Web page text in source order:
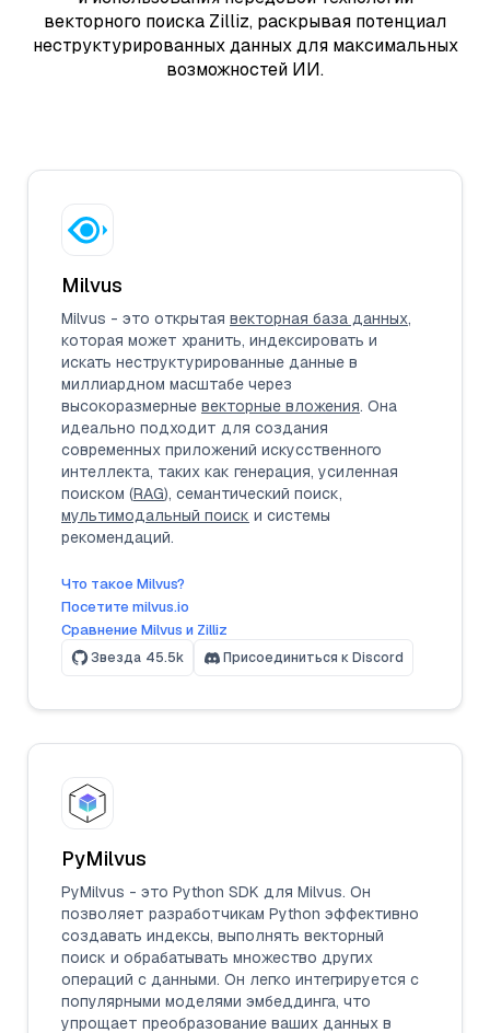
векторного поиска Zilliz, раскрывая потенциал
неструктурированных данных для максимальных
возможностей ИИ.
Milvus
Milvus - это открытая векторная база данных,
которая может хранить, индексировать и
искать неструктурированные данные в
миллиардном масштабе через
высокоразмерные векторные вложения. Она
идеально подходит для создания
современных приложений искусственного
интеллекта, таких как генерация, усиленная
поиском (RAG), семантический поиск,
мультимодальный поиск и системы
рекомендаций.
Что такое Milvus?
Посетите milvus.io
Сравнение Milvus и Zilliz
Звезда 45.5k Присоединиться к Discord
PyMilvus
PyMilvus - это Python SDK для Milvus. Он
позволяет разработчикам Python эффективно
создавать индексы, выполнять векторный
поиск и обрабатывать множество других
операций с данными. Он легко интегрируется с
популярными моделями эмбеддинга, что
упрощает преобразование ваших данных в